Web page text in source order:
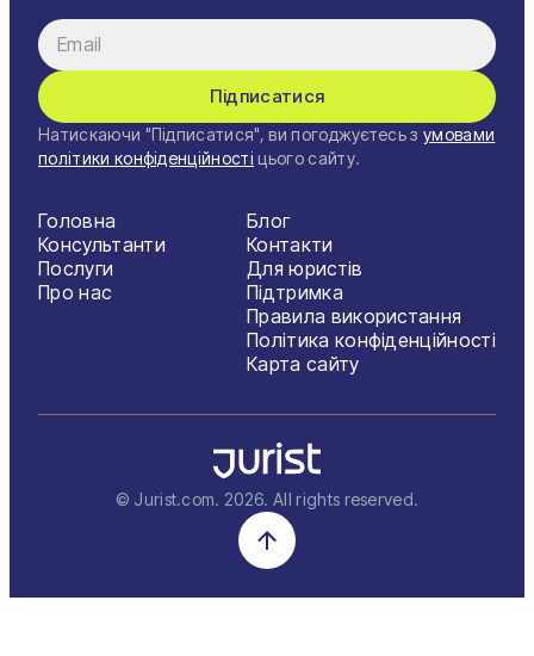
Підписатися
Натискаючи "Підписатися", ви погоджуєтесь з умовами
політики конфіденційності цього сайту.
Головна
Консультанти
Послуги
Про нас
Блог
Контакти
Для юристів
Підтримка
Правила використання
Політика конфіденційності
Карта сайту
© Jurist.com. 2026. All rights reserved.